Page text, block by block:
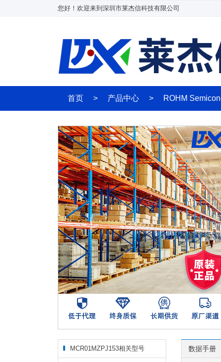
您好！欢迎来到深圳市莱杰信科技有限公司
首页 > 产品中心 > ROHM
MCR01MZPJ153相关型号 数据手册